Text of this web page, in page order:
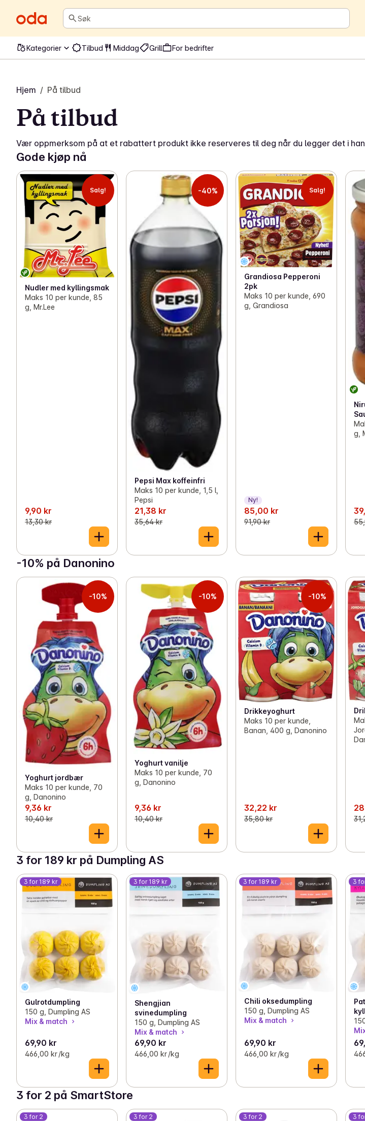
Søk
Kategorier Tilbud Middag Grill For bedrifter
Hjem / På tilbud
På tilbud
Vær oppmerksom på at et rabattert produkt ikke reserveres til deg når du legger det i
Gode kjøp nå
Salg!
Nudler med kyllingsmak
Maks 10 per kunde, 85
g, Mr.Lee
9,90 kr
13,30 kr
-40%
Pepsi Max koffeinfri
Maks 10 per kunde, 1,5 l,
Pepsi
21,38 kr
35,64 kr
Salg!
Grandiosa Pepperoni
2pk
Maks 10 per kunde, 690
g, Grandiosa
Ny!
85,00 kr
91,90 kr
g,
-10% på Danonino
-10%
Yoghurt jordbær
Maks 10 per kunde, 70
g, Danonino
9,36 kr
10,40 kr
-10%
Yoghurt vanilje
Maks 10 per kunde, 70
g, Danonino
9,36 kr
10,40 kr
-10%
Drikkeyoghurt
Maks 10 per kunde,
Banan, 400 g, Danonino
32,22 kr
35,80 kr
3 for 189 kr på Dumpling AS
3 for 189 kr
Gulrotdumpling
150 g, Dumpling AS
Mix & match
69,90 kr
466,00 kr /kg
3 for 189 kr
Shengjian
svinedumpling
150 g, Dumpling AS
Mix & match
69,90 kr
466,00 kr /kg
3 for 189 kr
Chili oksedumpling
150 g, Dumpling AS
Mix & match
69,90 kr
466,00 kr /kg
3
3 for 2 på SmartStore
3 for 2 3 for 2 3 for 2 3